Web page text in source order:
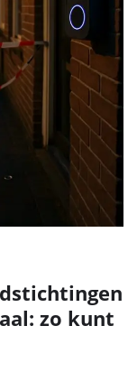
zo kunt